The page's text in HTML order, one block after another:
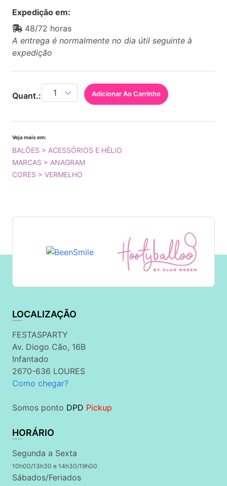
Expedição em:
48/72 horas
A entrega é normalmente no dia útil seguinte à
expedição
Quant.: Adicionar Ao Carrinho
Veja mais em:
BALÕES > ACESSÓRIOS E HÉLIO
MARCAS > ANAGRAM
CORES > VERMELHO
LOCALIZAÇÃO
FESTASPARTY
Av. Diogo Cão, 16B
Infantado
2670-636 LOURES
Como chegar?
Somos ponto DPD Pickup
HORÁRIO
Segunda a Sexta
10h00/13h30 e 14h30/19h00
Sábados/Feriados